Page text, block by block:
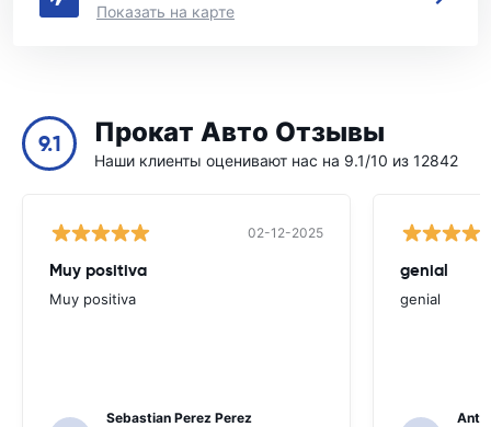
Показать на карте
9.1 Прокат Авто Отзывы
Наши клиенты оценивают нас на 9.1/10 из 12842
02-12-2025
Muy positiva
Muy positiva
Sebastian Perez Perez
genial
genial